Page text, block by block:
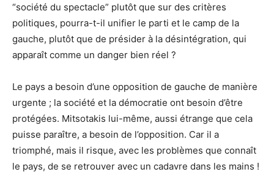
“société du spectacle” plutôt que sur des critères
politiques, pourra-t-il unifier le parti et le camp de la
gauche, plutôt que de présider à la désintégration, qui
apparaît comme un danger bien réel ?
Le pays a besoin d’une opposition de gauche de manière
urgente ; la société et la démocratie ont besoin d’être
protégées. Mitsotakis lui-même, aussi étrange que cela
puisse paraître, a besoin de l’opposition. Car il a
triomphé, mais il risque, avec les problèmes que connaît
le pays, de se retrouver avec un cadavre dans les mains !